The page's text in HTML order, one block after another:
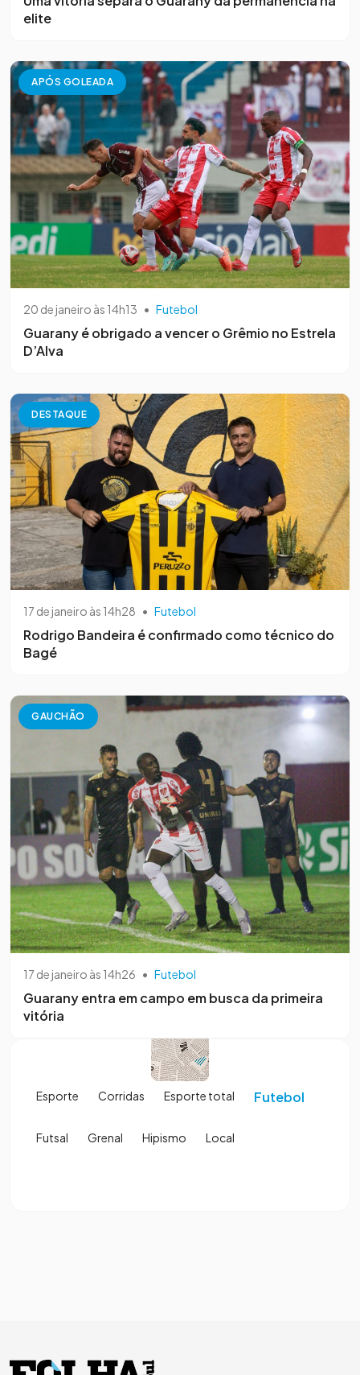
elite
APÓS GOLEADA
20 de janeiro às 14h13 • Futebol
Guarany é obrigado a vencer o Grêmio no Estrela
D’Alva
DESTAQUE
17 de janeiro às 14h28 • Futebol
Rodrigo Bandeira é confirmado como técnico do
Bagé
GAUCHÃO
17 de janeiro às 14h26 • Futebol
Guarany entra em campo em busca da primeira
vitória
Esporte Corridas Esporte total Futebol
Futsal Grenal Hipismo Local